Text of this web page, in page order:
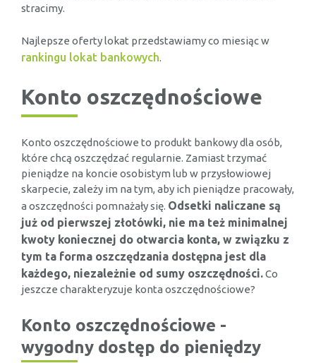
stracimy.
Najlepsze oferty lokat przedstawiamy co miesiąc w
rankingu lokat bankowych.
Konto oszczędnościowe
Konto oszczędnościowe to produkt bankowy dla osób,
które chcą oszczędzać regularnie. Zamiast trzymać
pieniądze na koncie osobistym lub w przysłowiowej
skarpecie, zależy im na tym, aby ich pieniądze pracowały,
a oszczędności pomnażały się. Odsetki naliczane są
już od pierwszej złotówki, nie ma też minimalnej
kwoty koniecznej do otwarcia konta, w związku z
tym ta forma oszczędzania dostępna jest dla
każdego, niezależnie od sumy oszczędności.Co
jeszcze charakteryzuje konta oszczędnościowe?
Konto oszczędnościowe -
wygodny dostęp do pieniędzy